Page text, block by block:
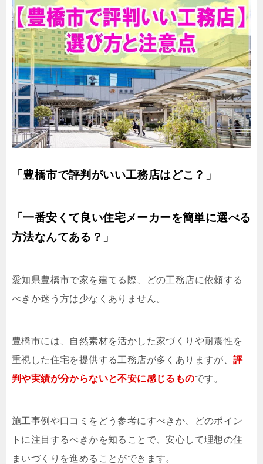
「豊橋市で評判がいい工務店はどこ？」
「一番安くて良い住宅メーカーを簡単に選べる
方法なんてある？」
愛知県豊橋市で家を建てる際、どの工務店に依頼する
べきか迷う方は少なくありません。
豊橋市には、自然素材を活かした家づくりや耐震性を
重視した住宅を提供する工務店が多くありますが、評
判や実績が分からないと不安に感じるものです。
施工事例や口コミをどう参考にすべきか、どのポイン
トに注目するべきかを知ることで、安心して理想の住
まいづくりを進めることができます。